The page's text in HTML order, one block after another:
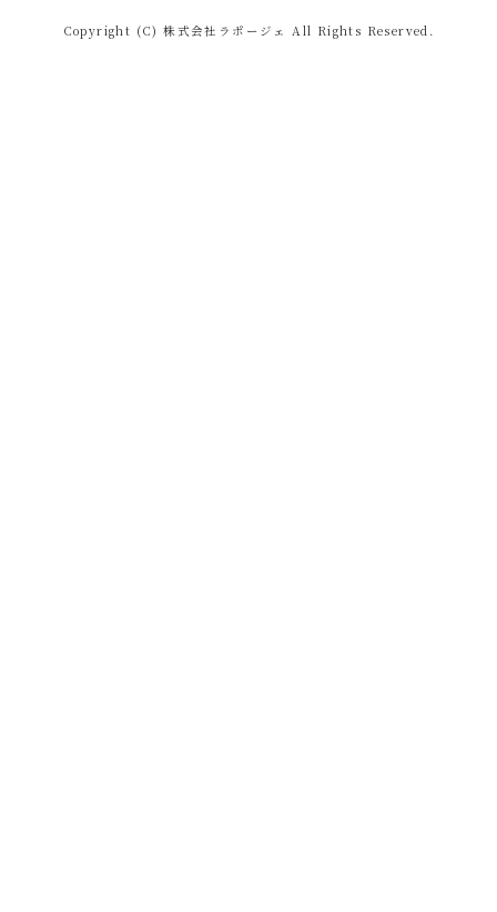
Copyright (C) 株式会社ラポージェ All Rights Reserved.